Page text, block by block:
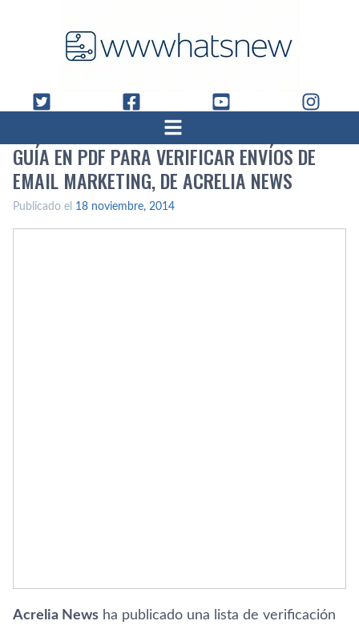
GUÍ­A EN PDF PARA VERIFICAR ENVÍ­OS DE
EMAIL MARKETING, DE ACRELIA NEWS
Publicado el 18 noviembre, 2014
Acrelia News ha publicado una lista de verificación